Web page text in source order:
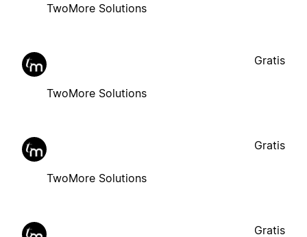
TwoMore Solutions
TwoMore Solutions
Gratis
TwoMore Solutions
Gratis
Gratis